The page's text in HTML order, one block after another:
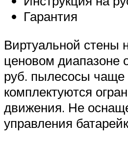
Гарантия
Виртуальной стены
ценовом диапазоне
руб. пылесосы чаще
комплектуются
движения. Не
управления